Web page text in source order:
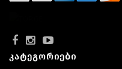
კატეგორიები